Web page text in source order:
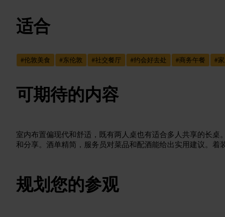
适合
#伦敦美食 #东伦敦 #社交餐厅 #约会好去处 #商务午餐 #
可期待的内容
室内布置偏现代和舒适，既有两人桌也有适合多人共享的长桌
和分享。酒单精简，服务员对菜品和配酒能给出实用建议。着
规划您的参观